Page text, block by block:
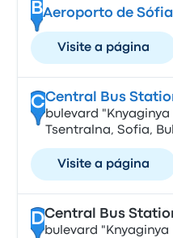
BAeroporto de Sófia
Visite a página
CCentral Bus
bulevard "Knyaginya
Tsentralna, Sofia,
Visite a página
DCentral Bus
bulevard "Knyaginya